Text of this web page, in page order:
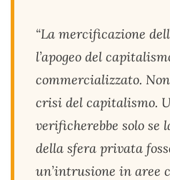
“La mercificazione
l’apogeo del
commercializzato.
crisi del capitalismo.
verificherebbe solo se
della sfera privata
un’intrusione in aree